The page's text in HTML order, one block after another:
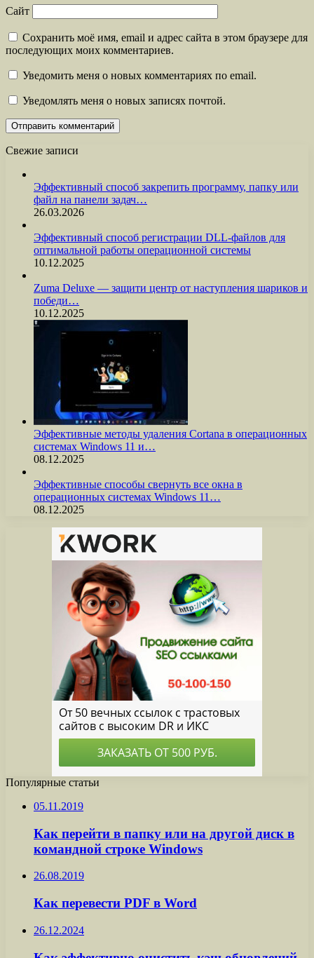
Сайт
Сохранить моё имя, email и адрес сайта в этом браузере для
последующих моих комментариев.
Уведомить меня о новых комментариях по email.
Уведомлять меня о новых записях почтой.
Свежие записи
Эффективный способ закрепить программу, папку или
файл на панели задач…
26.03.2026
Эффективный способ регистрации DLL-файлов для
оптимальной работы операционной системы
10.12.2025
Zuma Deluxe — защити центр от наступления шариков и
победи…
10.12.2025
Эффективные методы удаления Cortana в операционных
системах Windows 11 и…
08.12.2025
Эффективные способы свернуть все окна в
операционных системах Windows 11…
08.12.2025
Популярные статьи
05.11.2019
Как перейти в папку или на другой диск в
командной строке Windows
26.08.2019
Как перевести PDF в Word
26.12.2024